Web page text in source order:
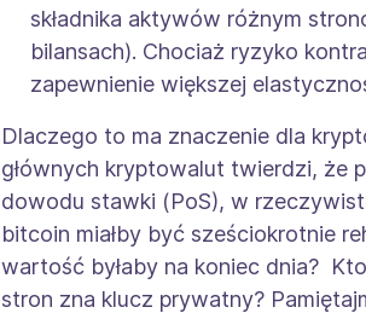
składnika aktywów różnym
bilansach). Chociaż ryzyko
zapewnienie większej
Dlaczego to ma znaczenie dla
głównych kryptowalut twierdzi, że
dowodu stawki (PoS), w
bitcoin miałby być sześciokrotnie
wartość byłaby na koniec dnia?
stron zna klucz prywatny?